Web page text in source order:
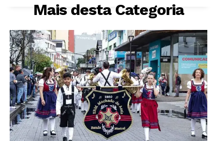
Mais desta Categoria